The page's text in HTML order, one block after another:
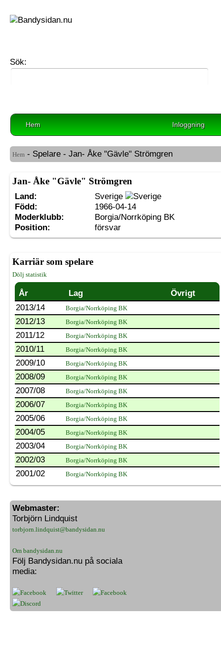
Sök:
Hem Inloggning
Hem - Spelare - Jan- Åke "Gävle" Strömgren
Jan- Åke "Gävle" Strömgren
Land:
Sverige
Född:
1966-04-14
Moderklubb:
Borgia/Norrköping BK
Position:
försvar
Karriär som spelare
Dölj statistik
År Lag
Övrigt
2013/14
Borgia/Norrköping BK
2012/13 Borgia/Norrköping BK
2011/12 Borgia/Norrköping BK
2010/11 Borgia/Norrköping BK
2009/10 Borgia/Norrköping BK
2008/09 Borgia/Norrköping BK
2007/08 Borgia/Norrköping BK
2006/07 Borgia/Norrköping BK
2005/06 Borgia/Norrköping BK
2004/05 Borgia/Norrköping BK
2003/04 Borgia/Norrköping BK
2002/03 Borgia/Norrköping BK
2001/02 Borgia/Norrköping BK
Webmaster:
Torbjörn Lindquist
torbjorn.lindquist@bandysidan.nu
Om bandysidan.nu
Följ Bandysidan.nu på sociala
media: